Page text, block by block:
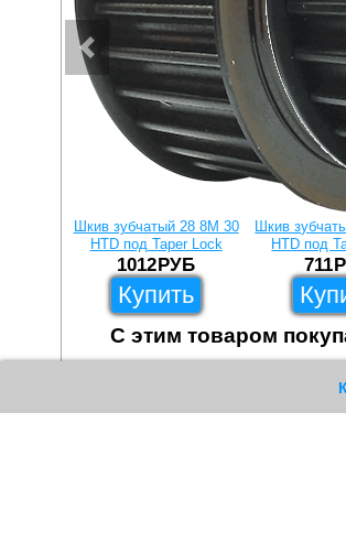
Шкив зубчатый 28 8M 30
HTD под Taper Lock
1012РУБ
Купить
Шкив
HTD под
711
С этим товаром